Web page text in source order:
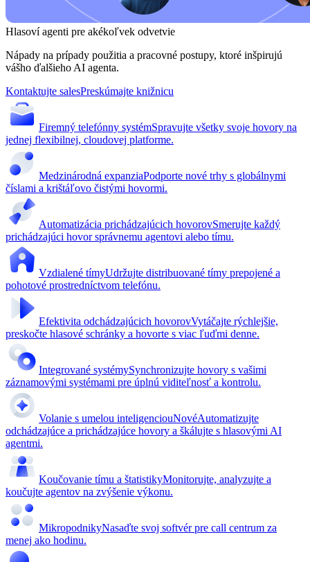
Hlasoví agenti pre akékoľvek odvetvie
Nápady na prípady použitia a pracovné postupy, ktoré inšpirujú
vášho ďalšieho AI agenta.
Kontaktujte salesPreskúmajte knižnicu
Firemný telefónny systémSpravujte všetky svoje hovory na
jednej flexibilnej, cloudovej platforme.
Medzinárodná expanziaPodporte nové trhy s globálnymi
číslami a krištáľovo čistými hovormi.
Automatizácia prichádzajúcich hovorovSmerujte každý
prichádzajúci hovor správnemu agentovi alebo tímu.
Vzdialené tímyUdržujte distribuované tímy prepojené a
pohotové prostredníctvom telefónu.
Efektivita odchádzajúcich hovorovVytáčajte rýchlejšie,
preskočte hlasové schránky a hovorte s viac ľuďmi denne.
Integrované systémySynchronizujte hovory s vašimi
záznamovými systémami pre úplnú viditeľnosť a kontrolu.
Volanie s umelou inteligenciouNovéAutomatizujte
odchádzajúce a prichádzajúce hovory a škálujte s hlasovými AI
agentmi.
Koučovanie tímu a štatistikyMonitorujte, analyzujte a
koučujte agentov na zvýšenie výkonu.
MikropodnikyNasaďte svoj softvér pre call centrum za
menej ako hodinu.